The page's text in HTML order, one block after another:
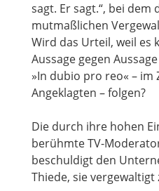
sagt. Er sagt.“, bei
mutmaßlichen
Wird das Urteil, weil es
Aussage gegen
»In dubio pro reo« – im
Angeklagten – folgen?
Die durch ihre hohen
berühmte TV-
beschuldigt den
Thiede, sie vergewaltigt